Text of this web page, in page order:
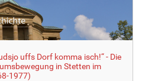
uffs Dorf komma isch!“ - Die
in Stetten im
1977)